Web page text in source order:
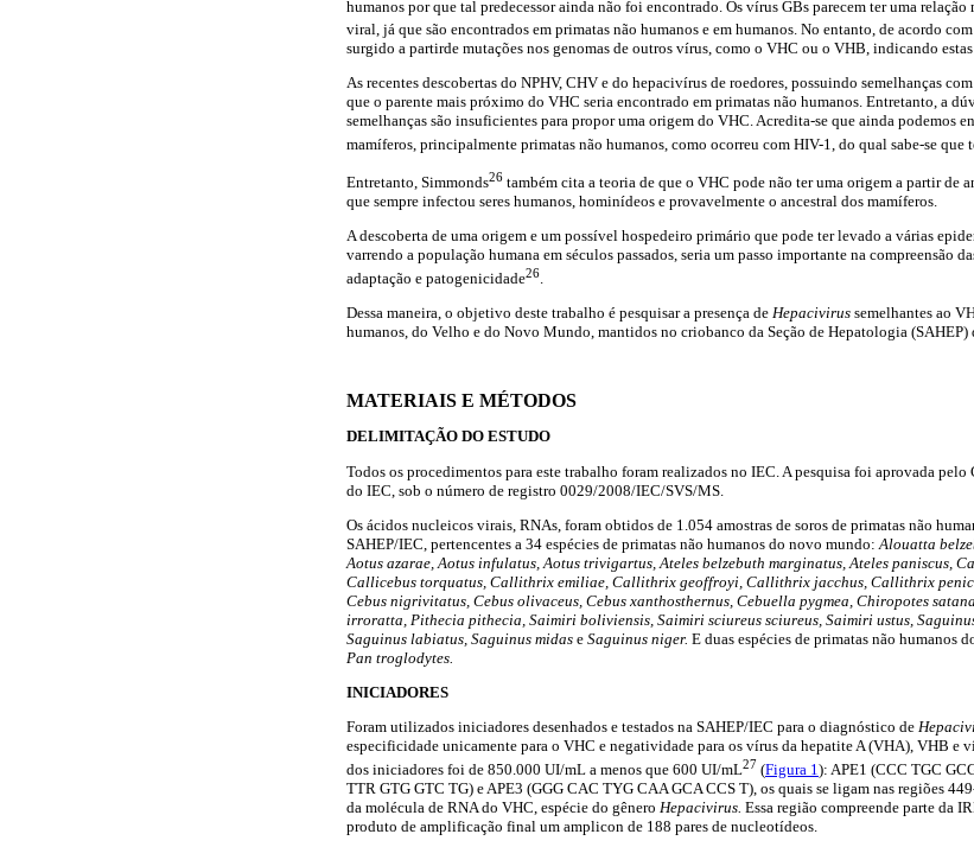
humanos por que tal predecessor ainda não foi encontrado. Os vírus GBs parecem ter uma
viral, já que são encontrados em primatas não humanos e em humanos. No entanto, de acordo
surgido a partirde mutações nos genomas de outros vírus, como o VHC ou o VHB, indicando
As recentes descobertas do NPHV, CHV e do hepacivírus de roedores, possuindo semelhanças
que o parente mais próximo do VHC seria encontrado em primatas não humanos. Entretanto, a
semelhanças são insuficientes para propor uma origem do VHC. Acredita-se que ainda podemos
mamíferos, principalmente primatas não humanos, como ocorreu com HIV-1, do qual sabe-se que
Entretanto, Simmonds26 também cita a teoria de que o VHC pode não ter uma origem a partir de
que sempre infectou seres humanos, hominídeos e provavelmente o ancestral dos mamíferos.
A descoberta de uma origem e um possível hospedeiro primário que pode ter levado a várias
varrendo a população humana em séculos passados, seria um passo importante na compreensão
adaptação e patogenicidade26
Dessa maneira, o objetivo deste trabalho é pesquisar a presença de Hepacivirus semelhantes ao
humanos, do Velho e do Novo Mundo, mantidos no criobanco da Seção de Hepatologia
MATERIAIS E MÉTODOS
DELIMITAÇÃO DO ESTUDO
Todos os procedimentos para este trabalho foram realizados no IEC. A pesquisa foi aprovada
do IEC, sob o número de registro 0029/2008/IEC/SVS/MS.
Os ácidos nucleicos virais, RNAs, foram obtidos de 1.054 amostras de soros de primatas não
SAHEP/IEC, pertencentes a 34 espécies de primatas não humanos do novo mundo: Alouatta
Aotus azarae, Aotus infulatus, Aotus trivigartus, Ateles belzebuth marginatus, Ateles paniscus,
Callicebus torquatus, Callithrix emiliae, Callithrix geoffroyi, Callithrix jacchus, Callithrix
Cebus nigrivitatus, Cebus olivaceus, Cebus xanthosthernus, Cebuella pygmea, Chiropotes
irroratta, Pithecia pithecia, Saimiri boliviensis, Saimiri sciureus sciureus, Saimiri ustus,
Saguinus labiatus, Saguinus midas e Saguinus niger. E duas espécies de primatas não humanos
Pan troglodytes.
INICIADORES
Foram utilizados iniciadores desenhados e testados na SAHEP/IEC para o diagnóstico de
especificidade unicamente para o VHC e negatividade para os vírus da hepatite A (VHA), VHB e
dos iniciadores foi de 850.000 UI/mL a menos que 600 UI/mL27 (Figura 1 ): APE1 (CCC TGC
TTR GTG GTC TG) e APE3 (GGG CAC TYG CAA GCA CCS T), os quais se ligam nas regiões
da molécula de RNA do VHC, espécie do gênero Hepacivirus. Essa região compreende parte da
produto de amplificação final um amplicon de 188 pares de nucleotídeos.